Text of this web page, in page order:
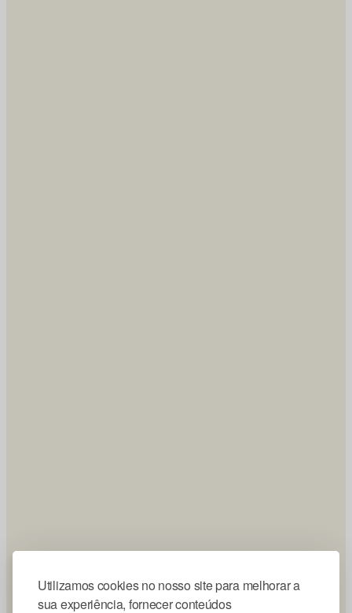
Utilizamos cookies no nosso site para melhorar a
sua experiência, fornecer conteúdos